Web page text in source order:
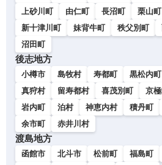
上砂川町
由仁町 長沼町 栗山町
新十津川町
妹背牛町 秩父別町
沼田町
後志地方
小樽市 島牧村 寿都町 黒松内町
真狩村
留寿都村 喜茂別町 京
岩内町
泊村 神恵内村 積丹町
余市町
赤井川村
渡島地方
函館市 北斗市 松前町 福島町